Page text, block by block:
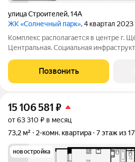
улица Строителей,14А
ЖК «Солнечный парк», 4 квартал 2023
Комплекс располагается в центре г.
Центральная. Социальная
инфраструктура: рядом с жилым
продуктовые супермаркеты, салоны
Позвонить
15 106 581 ₽
от 63 310 ₽ в месяц
73,2 м²
2-комн. квартира 7 этаж из 17
новостройка